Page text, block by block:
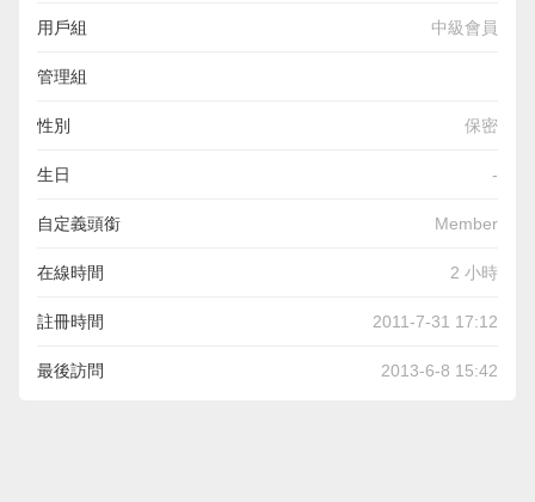
用戶組 中級會員
管理組
性別 保密
生日 -
自定義頭銜 Member
在線時間 2 小時
註冊時間 2011-7-31 17:12
最後訪問 2013-6-8 15:42